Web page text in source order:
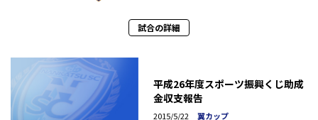
試合の詳細
平成26年度スポーツ振興くじ助成
金収支報告
2015/5/22 翼カップ